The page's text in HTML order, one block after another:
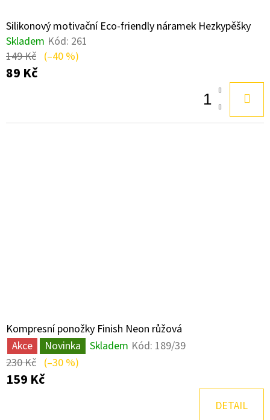
Silikonový motivační Eco-friendly náramek Hezkypěšky
Skladem Kód: 261
149 Kč (–40 %)
89 Kč
Kompresní ponožky Finish Neon růžová
Akce
Novinka Skladem Kód: 189/39
230 Kč (–30 %)
159 Kč
DETAIL